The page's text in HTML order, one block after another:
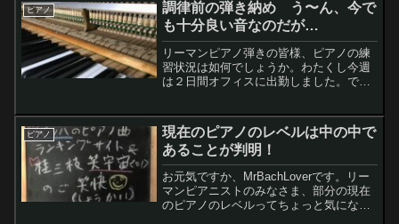
んなことできるの...
ピアノ
調律前の弾き納め う〜ん、今で
も十分良い音なのだが…
リーマンピアノ弾きの皆様、ピアノの練
習状況は如何でしょうか。わたくし今週
は２日間オフィスに出勤しました。で、
時間半ほど練習できました。それにして
もピアノってホントたくさん練習量が必
要ですね（汗）。さて、明日はカワイ楽
器の調律師さんに来てもらって調律して
もらうんです。我が家のKG-2Cちゃんは
今でも十分いい音なんだけど、これがど
う良くなるのか。ワクワク♥
ピアノ
現在のピアノのレベルは中の中で
あることが判明！
お元気ですか、MrBachLoverです。リー
マンピアニストのみなさま、部分の現在
のピアノのレベルってちょっと気になっ